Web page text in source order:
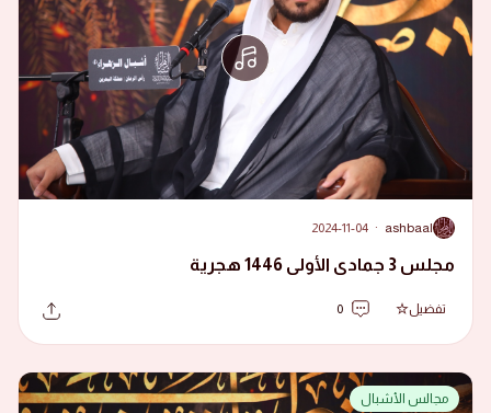
A
ashbaal
·
2024-11-04
مجلس 3 جمادى الأولى 1446 هجرية
تفضيل 0
مجالس الأشبال